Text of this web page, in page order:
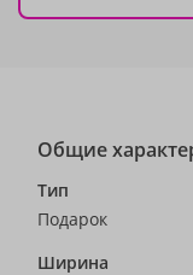
Общие
Тип
Подарок
Ширина